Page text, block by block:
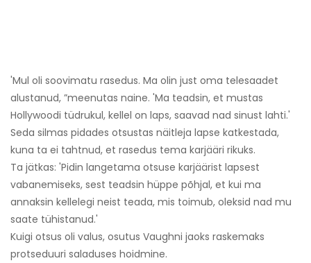
'Mul oli soovimatu rasedus. Ma olin just oma telesaadet
alustanud, ”meenutas naine. 'Ma teadsin, et mustas
Hollywoodi tüdrukul, kellel on laps, saavad nad sinust lahti.'
Seda silmas pidades otsustas näitleja lapse katkestada,
kuna ta ei tahtnud, et rasedus tema karjääri rikuks.
Ta jätkas: 'Pidin langetama otsuse karjäärist lapsest
vabanemiseks, sest teadsin hüppe põhjal, et kui ma
annaksin kellelegi neist teada, mis toimub, oleksid nad mu
saate tühistanud.'
Kuigi otsus oli valus, osutus Vaughni jaoks raskemaks
protseduuri saladuses hoidmine.